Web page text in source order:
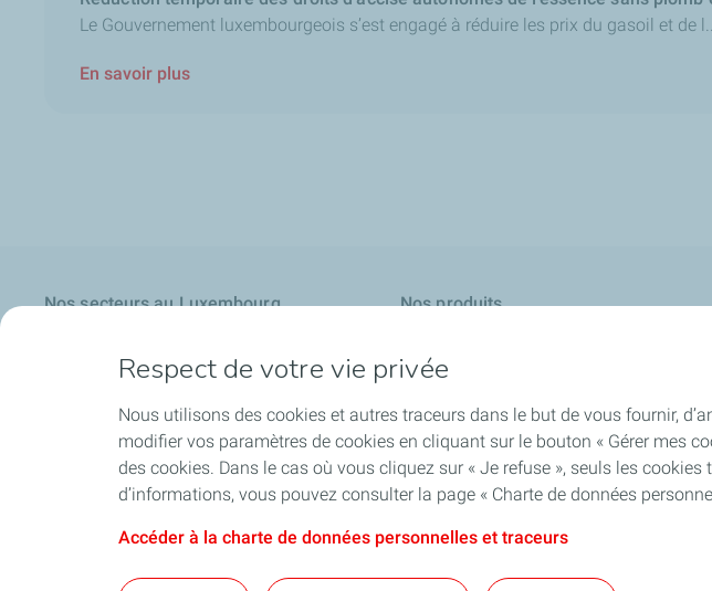
Le Gouvernement luxembourgeois s’est engagé à réduire les prix du gasoil et de l...
En savoir plus
Nos secteurs au Luxembourg
Commerce & Immeuble
Transports
Nos produits
Quartz EV3R
Rubia Works
Lubrifiants pour turbines
Lubrifiants pour l'industrie chimique
Charge + Business
Respect de votre vie privée
Nous utilisons des cookies et autres traceurs dans le but de vous fournir,
modifier vos paramètres de cookies en cliquant sur le bouton « Gérer mes
des cookies. Dans le cas où vous cliquez sur « Je refuse », seuls les
d’informations, vous pouvez consulter la page « Charte de données
Accéder à la charte de données personnelles et traceurs